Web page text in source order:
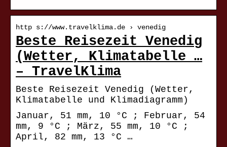
http s://www.travelklima.de › venedig
Beste Reisezeit Venedig
(Wetter, Klimatabelle …
– TravelKlima
Beste Reisezeit Venedig (Wetter,
Klimatabelle und Klimadiagramm)
Januar, 51 mm, 10 °C ; Februar, 54
mm, 9 °C ; März, 55 mm, 10 °C ;
April, 82 mm, 13 °C …